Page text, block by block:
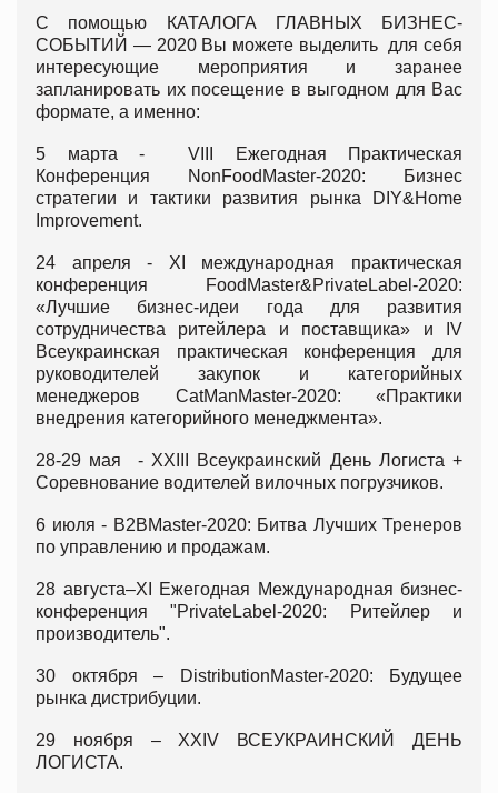
С помощью КАТАЛОГА ГЛАВНЫХ БИЗНЕС-
СОБЫТИЙ — 2020 Вы можете выделить для себя
интересующие мероприятия и заранее
запланировать их посещение в выгодном для Вас
формате, а именно:
5 марта - VIІI Ежегодная Практическая
Конференция NonFoodMaster-2020: Бизнес
стратегии и тактики развития рынка DIY&Home
Improvement.
24 апреля - ХI международная практическая
конференция FoodMaster&PrivateLabel-2020:
«Лучшие бизнес-идеи года для развития
сотрудничества ритейлера и поставщика» и IV
Всеукраинская практическая конференция для
руководителей закупок и категорийных
менеджеров СatManMaster-2020: «Практики
внедрения категорийного менеджмента».
28-29 мая - ХХIIІ Всеукраинский День Логиста +
Соревнование водителей вилочных погрузчиков.
6 июля - В2ВMaster-2020: Битва Лучших Тренеров
по управлению и продажам.
28 августа–XI Ежегодная Международная бизнес-
конференция "PrivateLabel-2020: Ритейлер и
производитель".
30 октября – DistributionMaster-2020: Будущее
рынка дистрибуции.
29 ноября – ХХІV ВСЕУКРАИНСКИЙ ДЕНЬ
ЛОГИСТА.